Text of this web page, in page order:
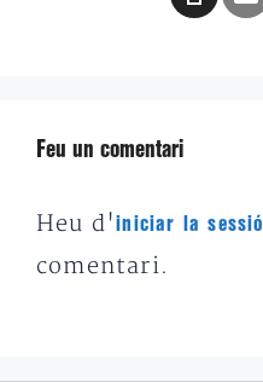
Feu un comentari
Heu d'iniciar la sessió
comentari.